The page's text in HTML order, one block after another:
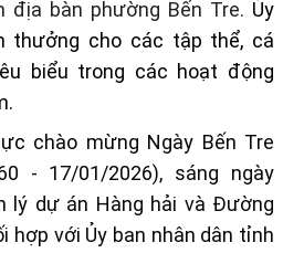
địa bàn phường Bến Tre. Ủy
thưởng cho các tập thể, cá
biểu trong các hoạt động
chào mừng Ngày Bến Tre
- 17/01/2026), sáng ngày
lý dự án Hàng hải và Đường
hợp với Ủy ban nhân dân tỉnh